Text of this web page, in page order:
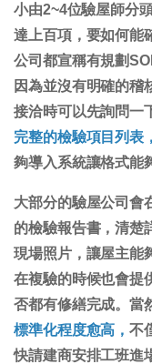
小由2~4位驗屋師分
達上百項，要如何能
公司都宣稱有規劃
因為並沒有明確的稽
接洽時可以先詢問一
完整的檢驗項目列表
夠導入系統讓格式能
大部分的驗屋公司會
的檢驗報告書，清楚
現場照片，讓屋主能
在複驗的時候也會提
否都有修繕完成。當
標準化程度愈高，不
快請建商安排工班進